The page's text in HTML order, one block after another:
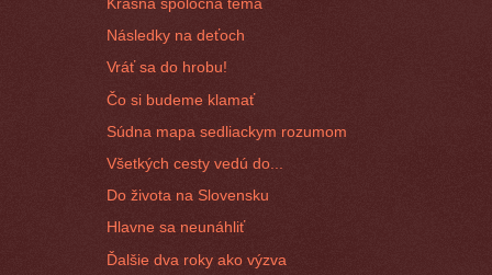
Následky na deťoch
Vráť sa do hrobu!
Čo si budeme klamať
Súdna mapa sedliackym rozumom
Všetkých cesty vedú do...
Do života na Slovensku
Hlavne sa neunáhliť
Ďalšie dva roky ako výzva